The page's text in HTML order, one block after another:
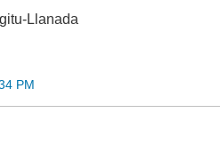
Llanada
PM